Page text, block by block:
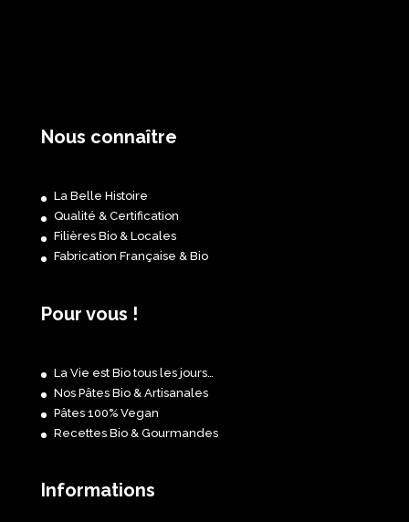
Nous connaître
La Belle Histoire
Qualité & Certification
Filières Bio & Locales
Fabrication Française & Bio
Pour vous !
La Vie est Bio tous les jours…
Nos Pâtes Bio & Artisanales
Pâtes 100% Vegan
Recettes Bio & Gourmandes
Informations